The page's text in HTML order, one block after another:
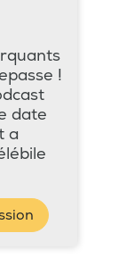
!
date
a